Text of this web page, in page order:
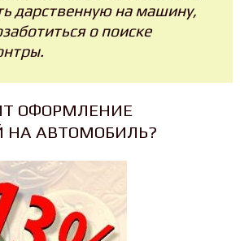
дарственную на машину,
о поиске
ОФОРМЛЕНИЕ
НА АВТОМОБИЛЬ?